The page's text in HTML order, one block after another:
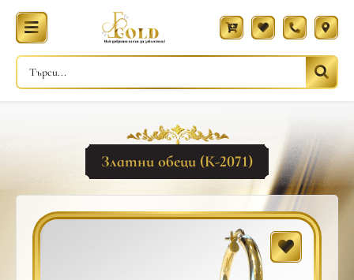
Златни обеци (К-2071)